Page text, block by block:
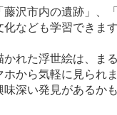
沢市内の遺跡」、
なども学習できます
れた浮世絵は、ま
から気軽に見られ
深い発見があるか